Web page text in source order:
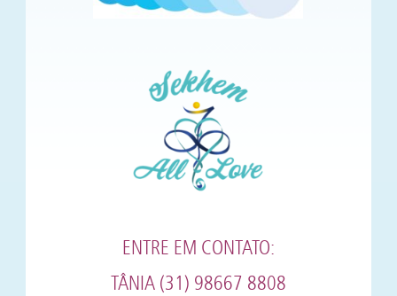
ENTRE EM CONTATO:
TÂNIA (31) 98667 8808